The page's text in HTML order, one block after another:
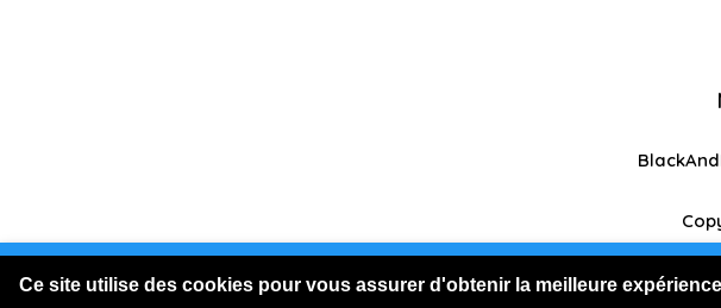
Ce site utilise des cookies pour vous assurer d'obtenir la meilleure
Vous êtes connecté en visiteur avec